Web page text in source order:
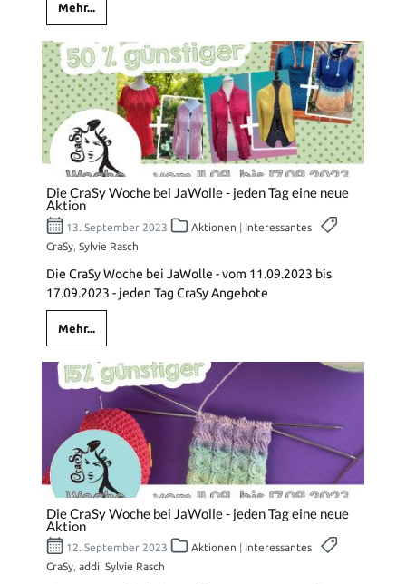
Mehr...
Die CraSy Woche bei JaWolle - jeden Tag eine neue
Aktion
13. September 2023 Aktionen
Interessantes
CraSy, Sylvie Rasch
Die CraSy Woche bei JaWolle - vom 11.09.2023 bis
17.09.2023 - jeden Tag CraSy Angebote
Mehr...
Die CraSy Woche bei JaWolle - jeden Tag eine neue
Aktion
12. September 2023 Aktionen
Interessantes
CraSy, addi, Sylvie Rasch